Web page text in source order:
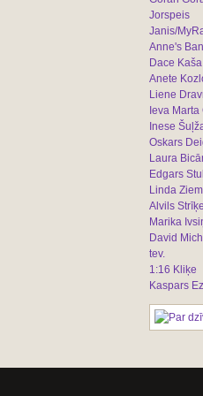
Jorspeis
Janis/
Anne's
Dace Kaša
Anete
Liene
Ieva
Inese
Oskars
Laura
Edgars
Linda
Alvils
Marika
David
tev.
1:16 Kliķe
Kaspars